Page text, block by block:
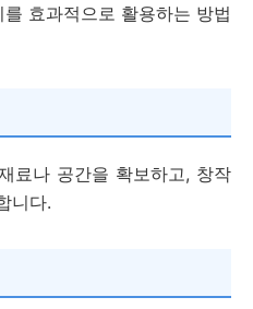
효과적으로 활용하는 방법
료나 공간을 확보하고, 창작
니다.